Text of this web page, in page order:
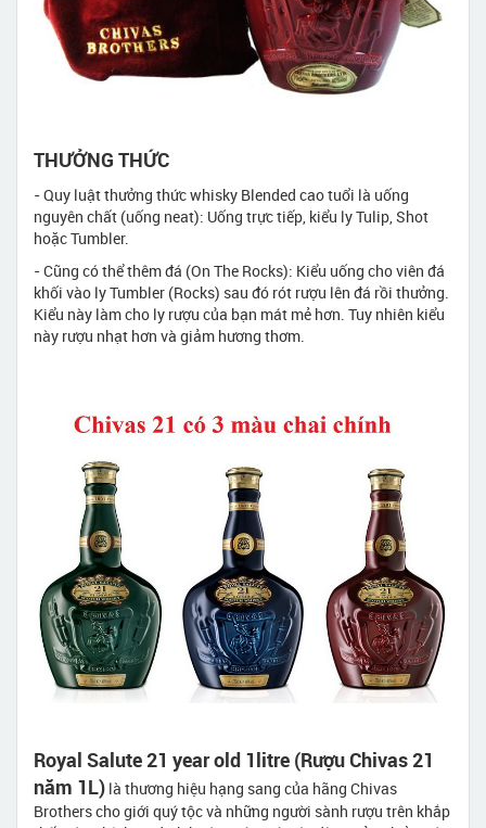
THƯỞNG THỨC
- Quy luật thưởng thức whisky Blended cao tuổi là uống
nguyên chất (uống neat): Uống trực tiếp, kiểu ly Tulip, Shot
hoặc Tumbler.
- Cũng có thể thêm đá (On The Rocks): Kiểu uống cho viên đá
khối vào ly Tumbler (Rocks) sau đó rót rượu lên đá rồi thưởng.
Kiểu này làm cho ly rượu của bạn mát mẻ hơn. Tuy nhiên kiểu
này rượu nhạt hơn và giảm hương thơm.
Royal Salute 21 year old 1litre (Rượu Chivas 21
năm 1L) là thương hiệu hạng sang của hãng Chivas
Brothers cho giới quý tộc và những người sành rượu trên khắp